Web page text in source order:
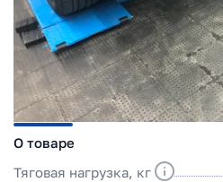
О товаре
Тяговая нагрузка, кг